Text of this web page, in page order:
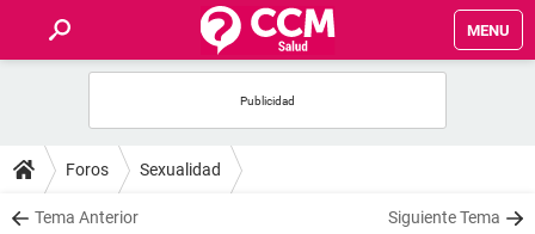
MENU
FOROS
SALUD
Foros Sexualidad
Tema Anterior Siguiente Tema